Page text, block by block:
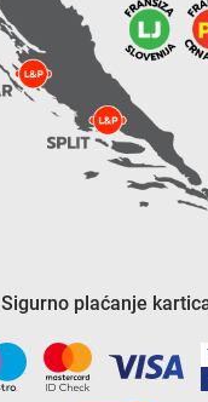
Sigurno plaćanje